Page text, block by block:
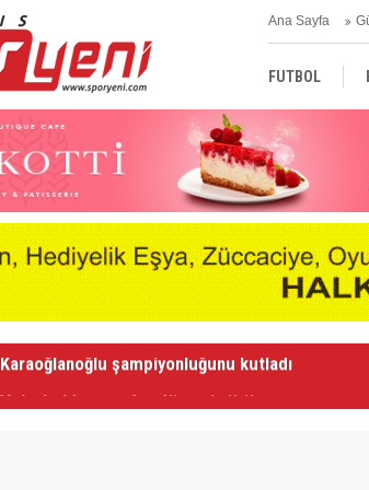
Ana Sayfa
FUTBOL
TÜRKİYE
Voleybolda transfer dönemi sürüyor